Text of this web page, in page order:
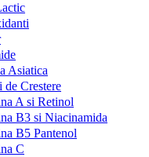
Asiatica
de Crestere
A si Retinol
B3 si Niacinamida
B5 Pantenol
C